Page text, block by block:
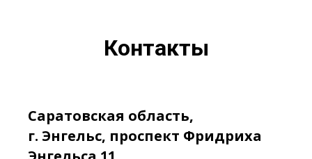
Контакты
Саратовская область,
г. Энгельс, проспект Фридриха